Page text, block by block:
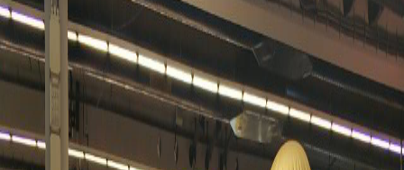
#inovation
Featured
ფრანკფურტის წიგნის ბაზრობაზე GITA-ს
სტენდი საქართველოს პრემიერ-მინისტრმა,
ეკონომიკის მინისტრმა და თბილისის მერმა
დაათვალიერეს